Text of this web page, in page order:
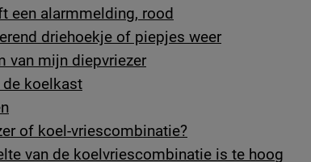
een alarmmelding, rood
driehoekje of piepjes weer
van mijn diepvriezer
de koelkast
of koel-vriescombinatie?
van de koelvriescombinatie is te hoog